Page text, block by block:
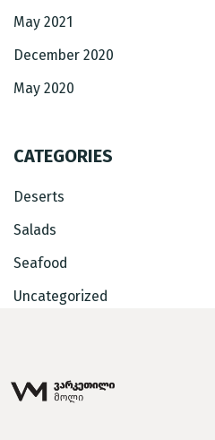
May 2021
December 2020
May 2020
CATEGORIES
Deserts
Salads
Seafood
Uncategorized